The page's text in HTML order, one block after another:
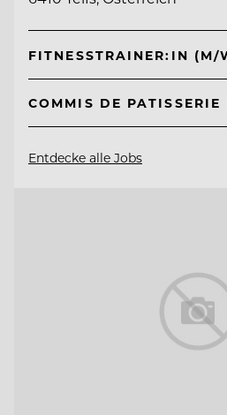
FITNESSTRAINER:IN (M/
COMMIS DE
Entdecke alle Jobs